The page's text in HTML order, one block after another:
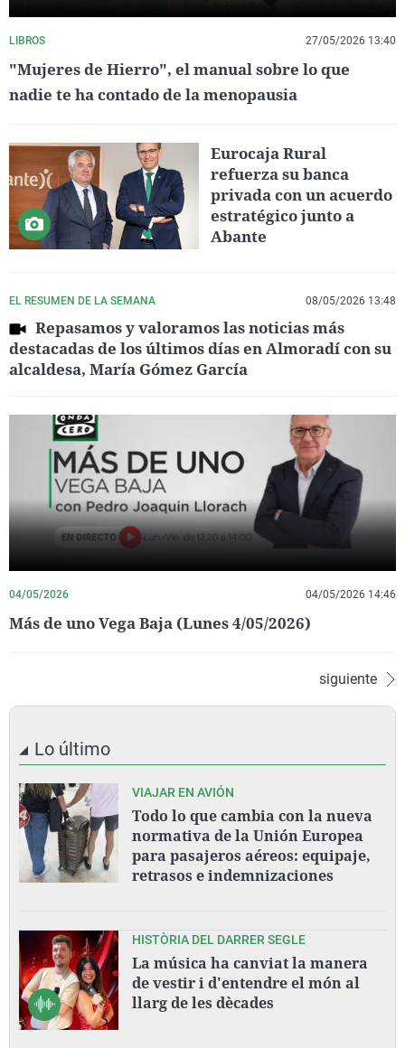
LIBROS 27/05/2026 13:40
"Mujeres de Hierro", el manual sobre lo que
nadie te ha contado de la menopausia
Eurocaja Rural
refuerza su banca
privada con un acuerdo
estratégico junto a
Abante
EL RESUMEN DE LA SEMANA 08/05/2026 13:48
Repasamos y valoramos las noticias más
destacadas de los últimos días en Almoradí con su
alcaldesa, María Gómez García
04/05/2026 04/05/2026 14:46
Más de uno Vega Baja (Lunes 4/05/2026)
siguiente
Lo último
VIAJAR EN AVIÓN
Todo lo que cambia con la nueva
normativa de la Unión Europea
para pasajeros aéreos: equipaje,
retrasos e indemnizaciones
HISTÒRIA DEL DARRER SEGLE
La música ha canviat la manera
de vestir i d'entendre el món al
llarg de les dècades